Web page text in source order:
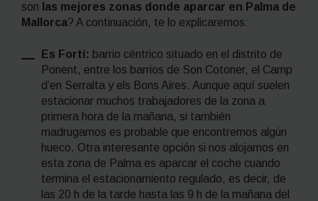
son las mejores zonas donde aparcar en Palma de
Mallorca? A continuación, te lo explicaremos:
Es Fortí: barrio céntrico situado en el distrito de
Ponent, entre los barrios de Son Cotoner, el Camp
d’en Serralta y els Bons Aires. Aunque aquí suelen
estacionar muchos trabajadores de la zona a
primera hora de la mañana, si también
madrugamos es probable que encontremos algún
hueco. Otra interesante opción si nos alojamos en
esta zona de Palma es aparcar el coche cuando
termina el estacionamiento regulado, es decir, de
las 20 h de la tarde hasta las 9 h de la mañana del